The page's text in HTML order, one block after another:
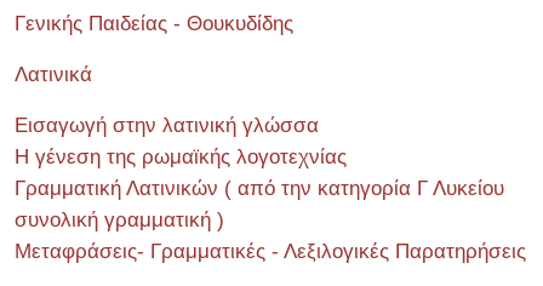
Γενικής Παιδείας - Θουκυδίδης
Λατινικά
Εισαγωγή στην λατινική γλώσσα
Η γένεση της ρωμαϊκής λογοτεχνίας
Γραμματική Λατινικών ( από την κατηγορία Γ Λυκείου
συνολική γραμματική )
Μεταφράσεις- Γραμματικές - Λεξιλογικές Παρατηρήσεις